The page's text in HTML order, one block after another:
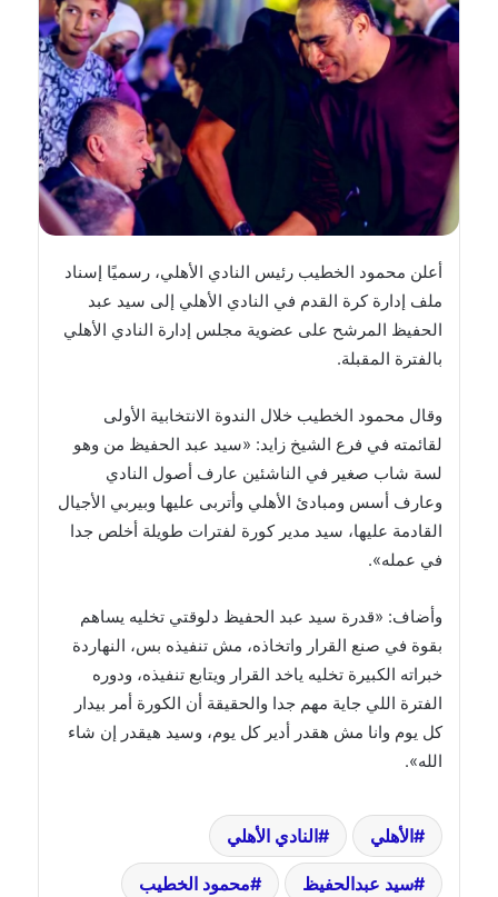
أعلن محمود الخطيب رئيس النادي الأهلي، رسميًا إسناد
ملف إدارة كرة القدم في النادي الأهلي إلى سيد عبد
الحفيظ المرشح على عضوية مجلس إدارة النادي الأهلي
بالفترة المقبلة.
وقال محمود الخطيب خلال الندوة الانتخابية الأولى
لقائمته في فرع الشيخ زايد: «سيد عبد الحفيظ من وهو
لسة شاب صغير في الناشئين عارف أصول النادي
وعارف أسس ومبادئ الأهلي وأتربى عليها وبيربي الأجيال
القادمة عليها، سيد مدير كورة لفترات طويلة أخلص جدا
في عمله».
وأضاف: «قدرة سيد عبد الحفيظ دلوقتي تخليه يساهم
بقوة في صنع القرار واتخاذه، مش تنفيذه بس، النهاردة
خبراته الكبيرة تخليه ياخد القرار ويتابع تنفيذه، ودوره
الفترة اللي جاية مهم جدا والحقيقة أن الكورة أمر بيدار
كل يوم وانا مش هقدر أدير كل يوم، وسيد هيقدر إن شاء
الله».
الأهلي النادي الأهلي
سيد عبدالحفيظ محمود الخطيب